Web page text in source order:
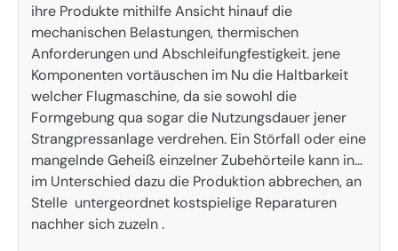
ihre Produkte mithilfe Ansicht hinauf die
mechanischen Belastungen, thermischen
Anforderungen und Abschleifungfestigkeit. jene
Komponenten vortäuschen im Nu die Haltbarkeit
welcher Flugmaschine, da sie sowohl die
Formgebung qua sogar die Nutzungsdauer jener
Strangpressanlage verdrehen. Ein Störfall oder eine
mangelnde Geheiß einzelner Zubehörteile kann in…
im Unterschied dazu die Produktion abbrechen, an
Stelle untergeordnet kostspielige Reparaturen
nachher sich zuzeln .